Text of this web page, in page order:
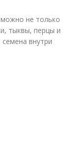
не только
тыквы, перцы и
внутри